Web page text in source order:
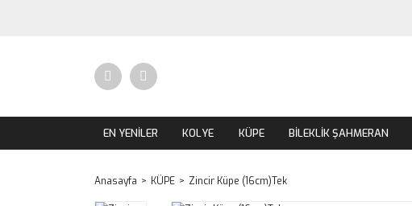
EN YENİLER KOLYE KÜPE BİLEKLİK ŞAHMERAN
Anasayfa KÜPE Zincir Küpe (16cm)Tek